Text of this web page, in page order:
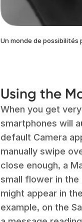
Un monde de
Using the
When you get
smartphones will
default Camera
manually swipe
close enough, a
small flower in
might appear in
example, on the